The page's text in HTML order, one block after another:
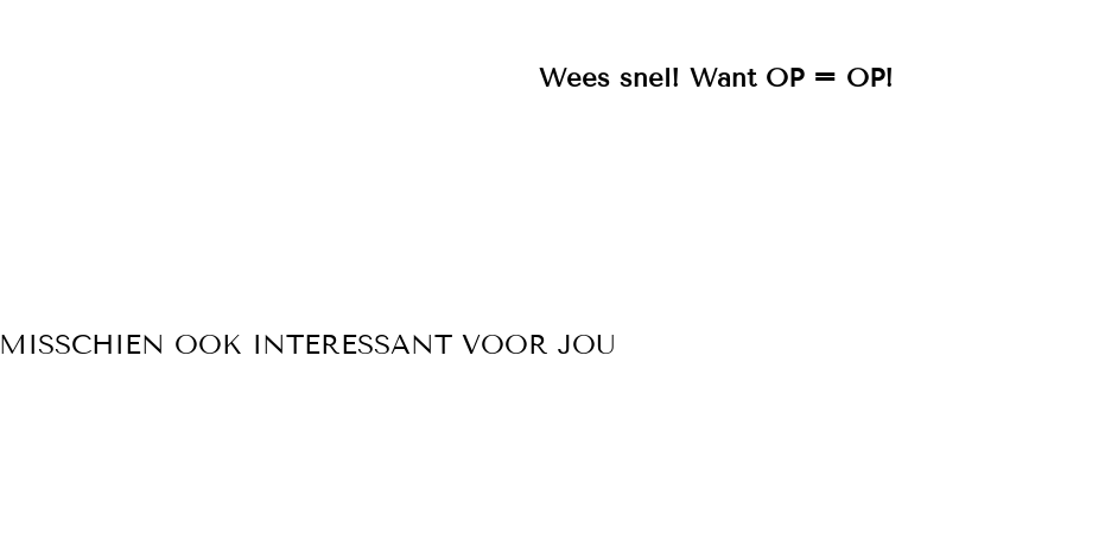
Wees snel! Want OP = OP!
MISSCHIEN OOK INTERESSANT VOOR JOU